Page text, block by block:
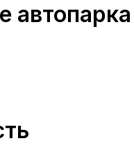
автопарка